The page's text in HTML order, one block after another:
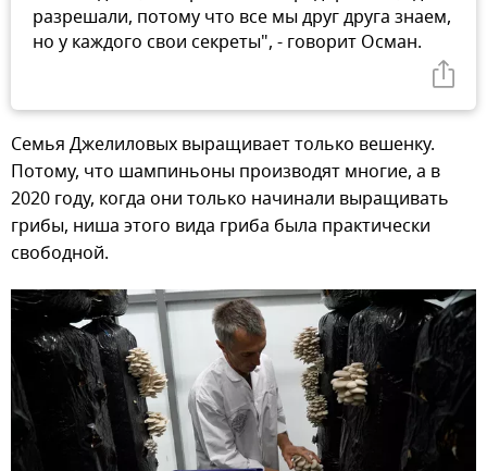
разрешали, потому что все мы друг друга знаем,
но у каждого свои секреты", - говорит Осман.
Семья Джелиловых выращивает только вешенку.
Потому, что шампиньоны производят многие, а в
2020 году, когда они только начинали выращивать
грибы, ниша этого вида гриба была практически
свободной.